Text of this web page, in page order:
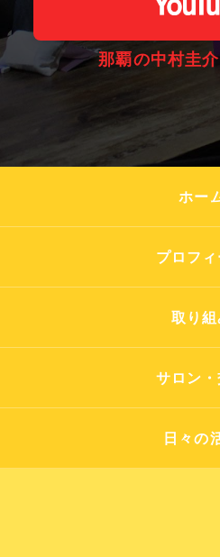
那覇の中村圭
ホー
プロフ
取り組
サロン
日々の